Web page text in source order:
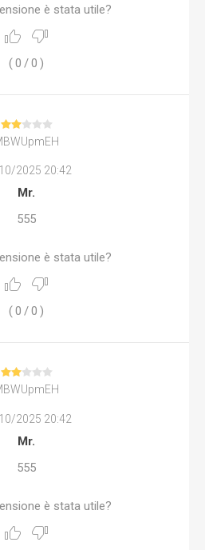
è stata utile?
(0 /0 )
2025 20:42
Mr.
555
è stata utile?
( 0 /0 )
2025 20:42
Mr.
555
è stata utile?